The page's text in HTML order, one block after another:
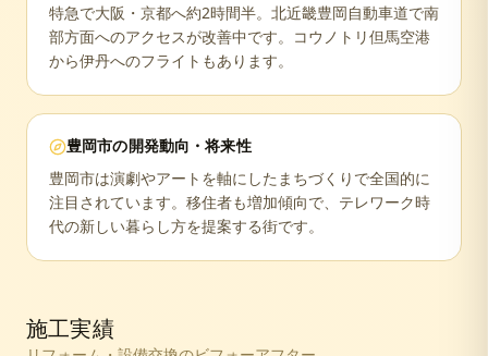
特急で大阪・京都へ約2時間半。北近畿豊岡自動車道で南
部方面へのアクセスが改善中です。コウノトリ但馬空港
から伊丹へのフライトもあります。
豊岡市の開発動向・将来性
豊岡市は演劇やアートを軸にしたまちづくりで全国的に
注目されています。移住者も増加傾向で、テレワーク時
代の新しい暮らし方を提案する街です。
施工実績